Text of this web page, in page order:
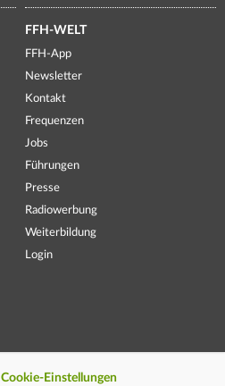
FFH-WELT
FFH-App
Newsletter
Kontakt
Frequenzen
Jobs
Führungen
Presse
Radiowerbung
Weiterbildung
Login
Cookie-Einstellungen